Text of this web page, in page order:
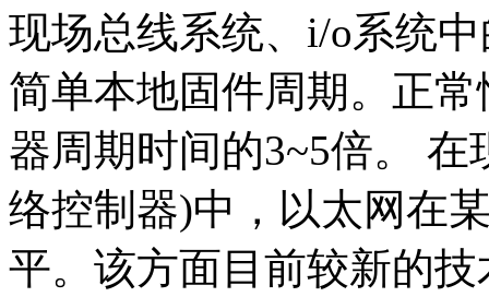
现场总线系统、i/o系统
简单本地固件周期。正
器周期时间的3~5倍。
络控制器)中，以太网在
平。该方面目前较新的